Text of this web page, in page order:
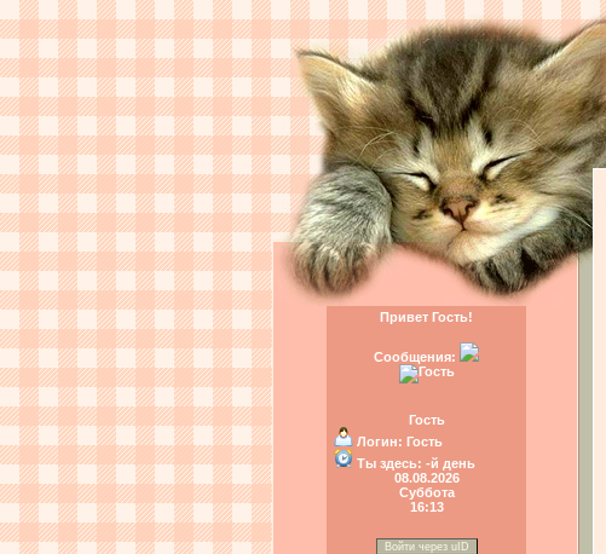
Привет Гость!
Сообщения:
Гость
Логин: Гость
Ты здесь: -й день
08.08.2026
Суббота
16:13
Войти через uID